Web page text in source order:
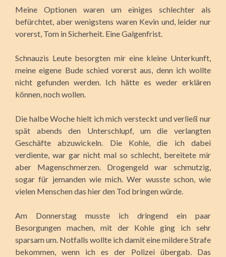
Meine Optionen waren um einiges schlechter als
befürchtet, aber wenigstens waren Kevin und, leider nur
vorerst, Tom in Sicherheit. Eine Galgenfrist.
Schnauzis Leute besorgten mir eine kleine Unterkunft,
meine eigene Bude schied vorerst aus, denn ich wollte
nicht gefunden werden. Ich hätte es weder erklären
können, noch wollen.
Die halbe Woche hielt ich mich versteckt und verließ nur
spät abends den Unterschlupf, um die verlangten
Geschäfte abzuwickeln. Die Kohle, die ich dabei
verdiente, war gar nicht mal so schlecht, bereitete mir
aber Magenschmerzen. Drogengeld war schmutzig,
sogar für jemanden wie mich. Wer wusste schon, wie
vielen Menschen das hier den Tod bringen würde.
Am Donnerstag musste ich dringend ein paar
Besorgungen machen, mit der Kohle ging ich sehr
sparsam um. Notfalls wollte ich damit eine mildere Strafe
bekommen, wenn ich es der Polizei übergab. Das